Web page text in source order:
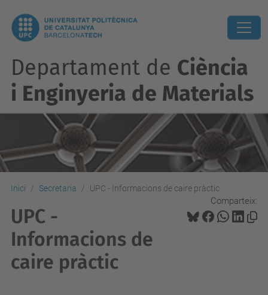
Departament de Ciència
i Enginyeria de Materials
Inici Secretaria UPC - Informacions de caire pràctic
Comparteix:
UPC -
Informacions de
caire pràctic